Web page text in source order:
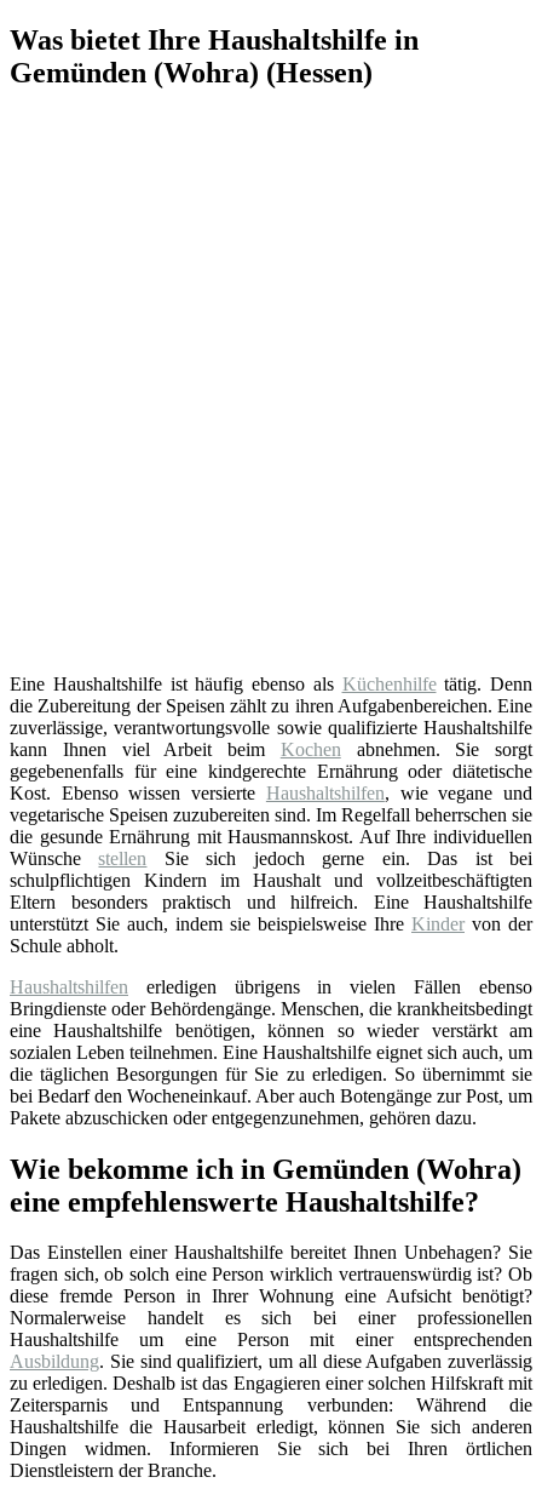
Was bietet Ihre Haushaltshilfe in
Gemünden (Wohra) (Hessen)
Eine Haushaltshilfe ist häufig ebenso als Küchenhilfetätig. Denn
die Zubereitung der Speisen zählt zu ihren Aufgabenbereichen. Eine
zuverlässige, verantwortungsvolle sowie qualifizierte Haushaltshilfe
kann Ihnen viel Arbeit beim Kochen abnehmen. Sie sorgt
gegebenenfalls für eine kindgerechte Ernährung oder diätetische
Kost. Ebenso wissen versierte Haushaltshilfen, wie vegane und
vegetarische Speisen zuzubereiten sind. Im Regelfall beherrschen sie
die gesunde Ernährung mit Hausmannskost. Auf Ihre individuellen
Wünschestellen Sie sich jedoch gerne ein. Das ist bei
schulpflichtigen Kindern im Haushalt und vollzeitbeschäftigten
Eltern besonders praktisch und hilfreich. Eine Haushaltshilfe
unterstützt Sie auch, indem sie beispielsweise Ihre Kinder von der
Schule abholt.
Haushaltshilfen erledigen übrigens in vielen Fällen ebenso
Bringdienste oder Behördengänge. Menschen, die krankheitsbedingt
eine Haushaltshilfe benötigen, können so wieder verstärkt am
sozialen Leben teilnehmen. Eine Haushaltshilfe eignet sich auch, um
die täglichen Besorgungen für Sie zu erledigen. So übernimmt sie
bei Bedarf den Wocheneinkauf. Aber auch Botengänge zur Post, um
Pakete abzuschicken oder entgegenzunehmen, gehören dazu.
Wie bekomme ich in Gemünden (Wohra)
eine empfehlenswerte Haushaltshilfe?
Das Einstellen einer Haushaltshilfe bereitet Ihnen Unbehagen? Sie
fragen sich, ob solch eine Person wirklich vertrauenswürdig ist? Ob
diese fremde Person in Ihrer Wohnung eine Aufsicht benötigt?
Normalerweise handelt es sich bei einer professionellen
Haushaltshilfe um eine Person mit einer entsprechenden
Ausbildung. Sie sind qualifiziert, um all diese Aufgaben zuverlässig
zu erledigen. Deshalb ist das Engagieren einer solchen Hilfskraft mit
Zeitersparnis und Entspannung verbunden: Während die
Haushaltshilfe die Hausarbeit erledigt, können Sie sich anderen
Dingen widmen. Informieren Sie sich bei Ihren örtlichen
Dienstleistern der Branche.